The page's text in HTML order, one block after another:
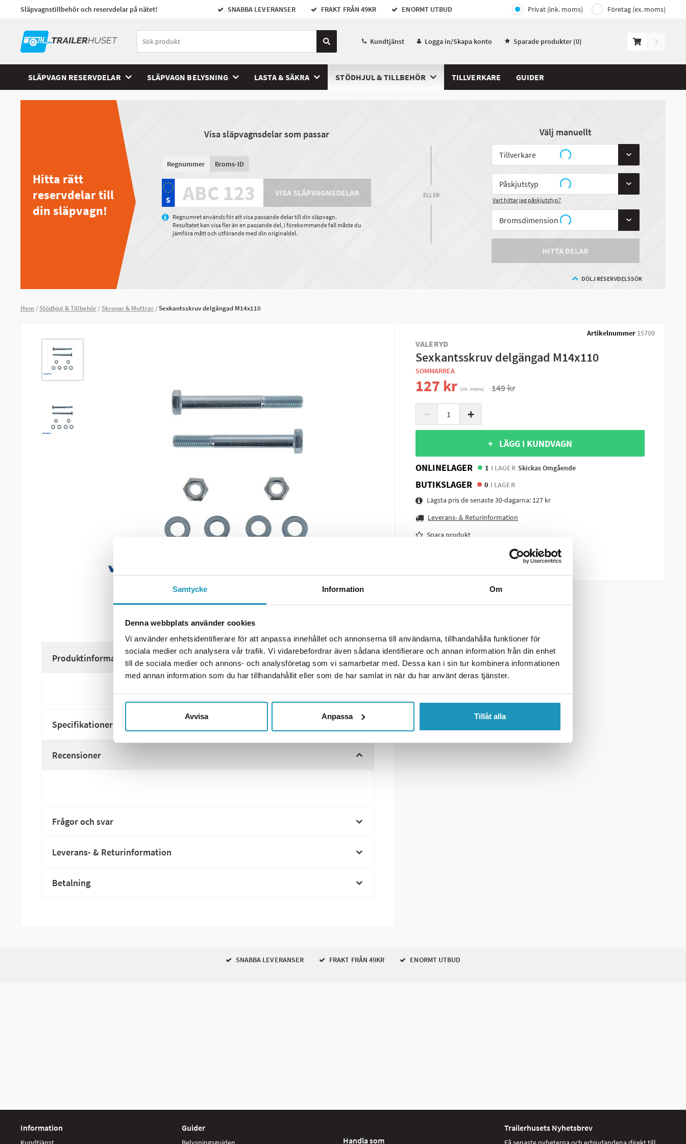
Samtycke Information Om
Denna webbplats använder cookies
Vi använder enhetsidentifierare för att anpassa innehållet och annonserna till användarna, tillhandahålla funktioner för
sociala medier och analysera vår trafik. Vi vidarebefordrar även sådana identifierare och annan information från din enhet
till de sociala medier och annons- och analysföretag som vi samarbetar med. Dessa kan i sin tur kombinera informationen
med annan information som du har tillhandahållit eller som de har samlat in när du har använt deras tjänster.
Avvisa Anpassa Tillåt alla
Släpvagnstillbehör och reservdelar på nätet! SNABBA LEVERANSER FRAKT FRÅN 49KR ENORMT UTBUD Privat (ink. moms) Företag (ex. moms)
Kundtjänst Logga in/Skapa konto Sparade produkter (0)
SLÄPVAGN RESERVDELAR SLÄPVAGN BELYSNING LASTA & SÄKRA STÖDHJUL & TILLBEHÖR TILLVERKARE GUIDER
Hitta rätt
reservdelar till
din släpvagn!
Visa släpvagnsdelar som passar
Regnummer Broms-ID
VISA SLÄPVAGNSDELAR
Regnumret används för att visa passande delar till din släpvagn.
Resultatet kan visa fler än en passande del, i förekommande fall måste du
jämföra mått och utförande med din originaldel.
ELLER
Välj manuellt
Vart hittar jag påskjutstyp?
HITTA DELAR
DÖLJ RESERVDELSSÖK
Hem Stödhjul & Tillbehör Skruvar & Muttrar Sexkantsskruv delgängad M14x110
Artikelnummer 15709
VALERYD
Sexkantsskruv delgängad M14x110
SOMMARREA
127 kr (ink. moms) 149 kr
− +
+ LÄGG I KUNDVAGN
ONLINELAGER 1 I LAGER Skickas Omgående
BUTIKSLAGER 0 I LAGER
Lägsta pris de senaste 30-dagarna: 127 kr
Leverans- & Returinformation
Spara produkt
Produktinformation
Specifikationer
Recensioner
Frågor och svar
Leverans- & Returinformation
Betalning
SNABBA LEVERANSER FRAKT FRÅN 49KR ENORMT UTBUD
Information Guider
Handla som
Trailerhusets Nyhetsbrev